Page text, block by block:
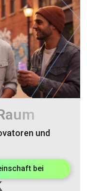
und
bei